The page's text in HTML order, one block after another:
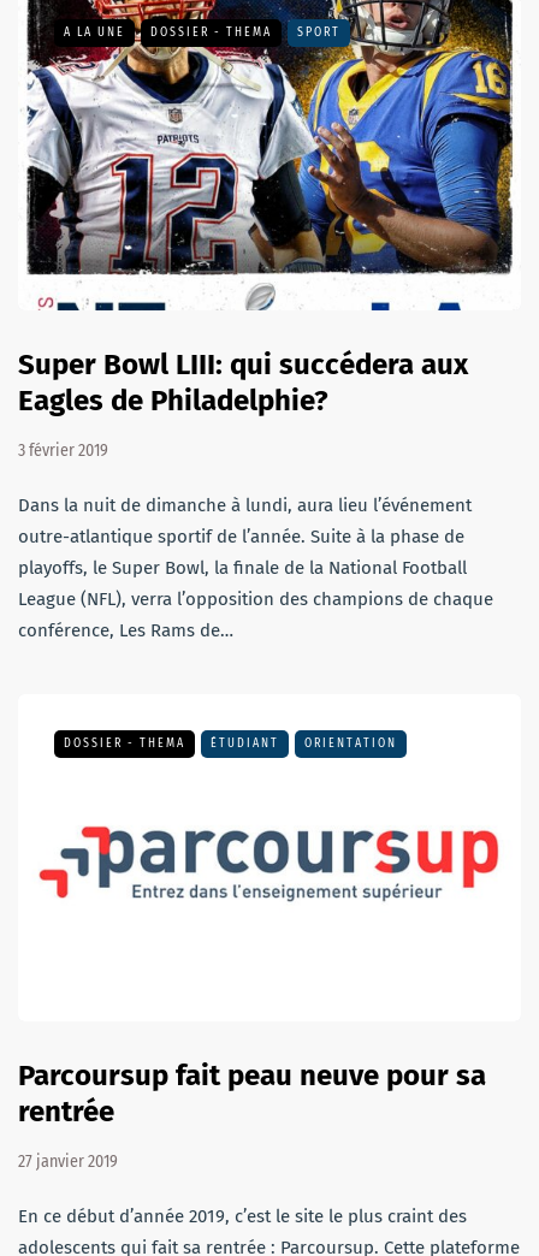
A LA UNE DOSSIER - THEMA SPORT
Super Bowl LIII: qui succédera aux
Eagles de Philadelphie?
3 février 2019
Dans la nuit de dimanche à lundi, aura lieu l’événement
outre-atlantique sportif de l’année. Suite à la phase de
playoffs, le Super Bowl, la finale de la National Football
League (NFL), verra l’opposition des champions de chaque
conférence, Les Rams de…
DOSSIER - THEMA ÉTUDIANT ORIENTATION
Parcoursup fait peau neuve pour sa
rentrée
27 janvier 2019
En ce début d’année 2019, c’est le site le plus craint des
adolescents qui fait sa rentrée : Parcoursup. Cette plateforme